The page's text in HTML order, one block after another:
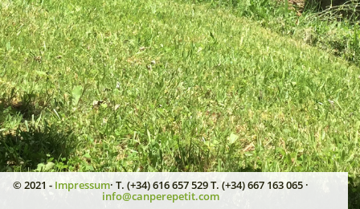
© 2021 - Impressum· T. (+34) 616 657 529 T. (+34) 667 163 065 ·
info@canperepetit.com